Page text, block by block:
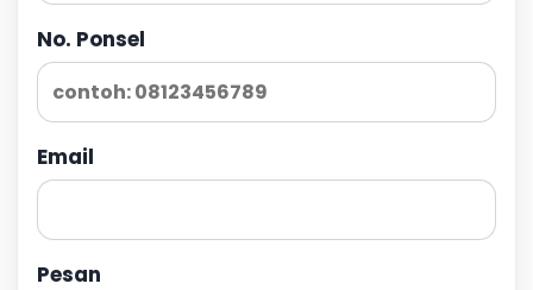
No. Ponsel
Email
Pesan